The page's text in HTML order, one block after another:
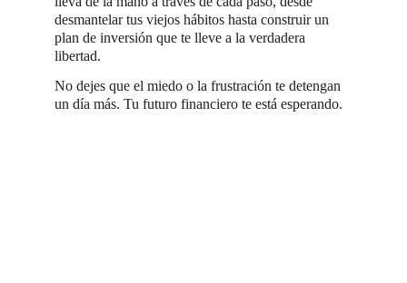
desmantelar tus viejos hábitos hasta construir un
plan de inversión que te lleve a la verdadera
libertad.
No dejes que el miedo o la frustración te detengan
un día más. Tu futuro financiero te está esperando.